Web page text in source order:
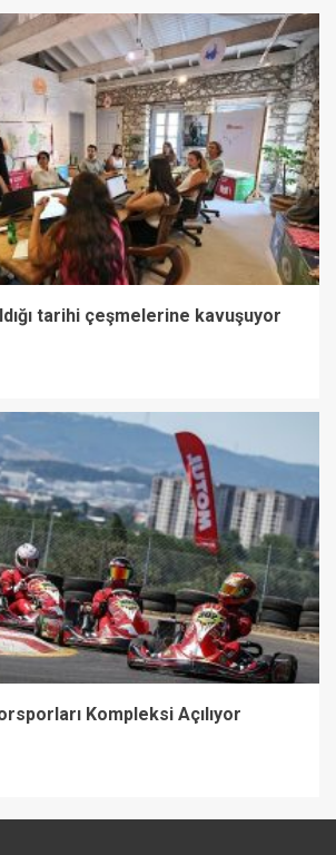
tarihi çeşmelerine kavuşuyor
Kompleksi Açılıyor